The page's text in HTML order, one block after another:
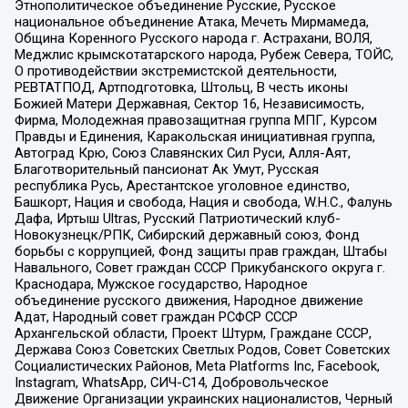
Этнополитическое объединение Русские, Русское
национальное объединение Атака, Мечеть Мирмамеда,
Община Коренного Русского народа г. Астрахани, ВОЛЯ,
Меджлис крымскотатарского народа, Рубеж Севера, ТОЙС,
О противодействии экстремистской деятельности,
РЕВТАТПОД, Артподготовка, Штольц, В честь иконы
Божией Матери Державная, Сектор 16, Независимость,
Фирма, Молодежная правозащитная группа МПГ, Курсом
Правды и Единения, Каракольская инициативная группа,
Автоград Крю, Союз Славянских Сил Руси, Алля-Аят,
Благотворительный пансионат Ак Умут, Русская
республика Русь, Арестантское уголовное единство,
Башкорт, Нация и свобода, Нация и свобода, W.H.С., Фалунь
Дафа, Иртыш Ultras, Русский Патриотический клуб-
Новокузнецк/РПК, Сибирский державный союз, Фонд
борьбы с коррупцией, Фонд защиты прав граждан, Штабы
Навального, Совет граждан СССР Прикубанского округа г.
Краснодара, Мужское государство, Народное
объединение русского движения, Народное движение
Адат, Народный совет граждан РСФСР СССР
Архангельской области, Проект Штурм, Граждане СССР,
Держава Союз Советских Светлых Родов, Совет Советских
Социалистических Районов, Meta Platforms Inc, Facebook,
Instagram, WhatsApp, СИЧ-С14, Добровольческое
Движение Организации украинских националистов, Черный